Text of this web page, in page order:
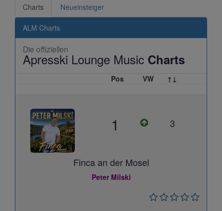
Charts Neueinsteiger
ALM Charts
Die offiziellen
Apresski Lounge Music Charts
Pos VW ↑↓
1 3
Finca an der Mosel
Peter Milski